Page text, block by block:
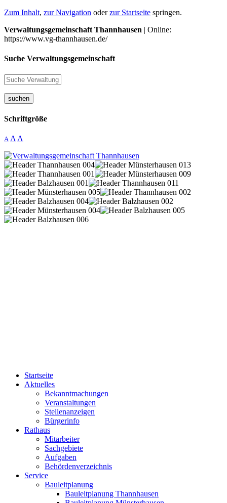
Zum Inhalt, zur Navigation oderzur Startseite springen.
Verwaltungsgemeinschaft Thannhausen | Online:
https://www.vg-thannhausen.de/
Suche Verwaltungsgemeinschaft
suchen
Schriftgröße
A A A
Startseite
Aktuelles
Bekanntmachungen
Veranstaltungen
Stellenanzeigen
Bürgerinfo
Rathaus
Mitarbeiter
Sachgebiete
Aufgaben
Behördenverzeichnis
Service
Bauleitplanung
Bauleitplanung Thannhausen